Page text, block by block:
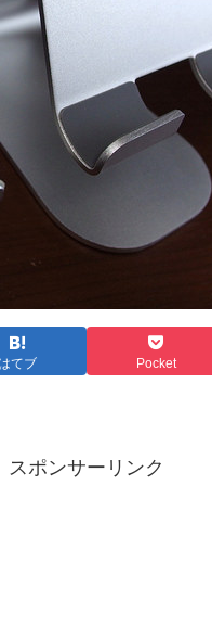
てブ Pocket
スポンサーリンク